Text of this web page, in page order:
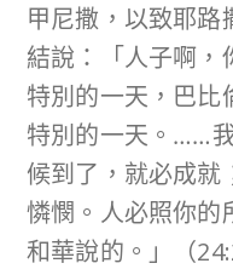
甲尼撒，以致耶路
結說：「人子啊，
特別的一天，巴比
特別的一天。……
候到了，就必成就
憐憫。人必照你的
和華說的。」（